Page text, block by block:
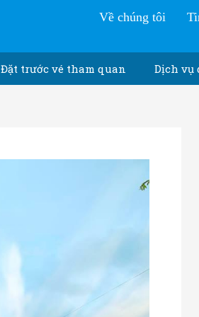
Về chúng tôi
Đặt trước vé tham quan Dịch vụ